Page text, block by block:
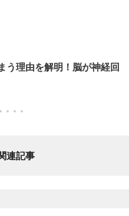
う理由を解明！脳が神経回
連記事